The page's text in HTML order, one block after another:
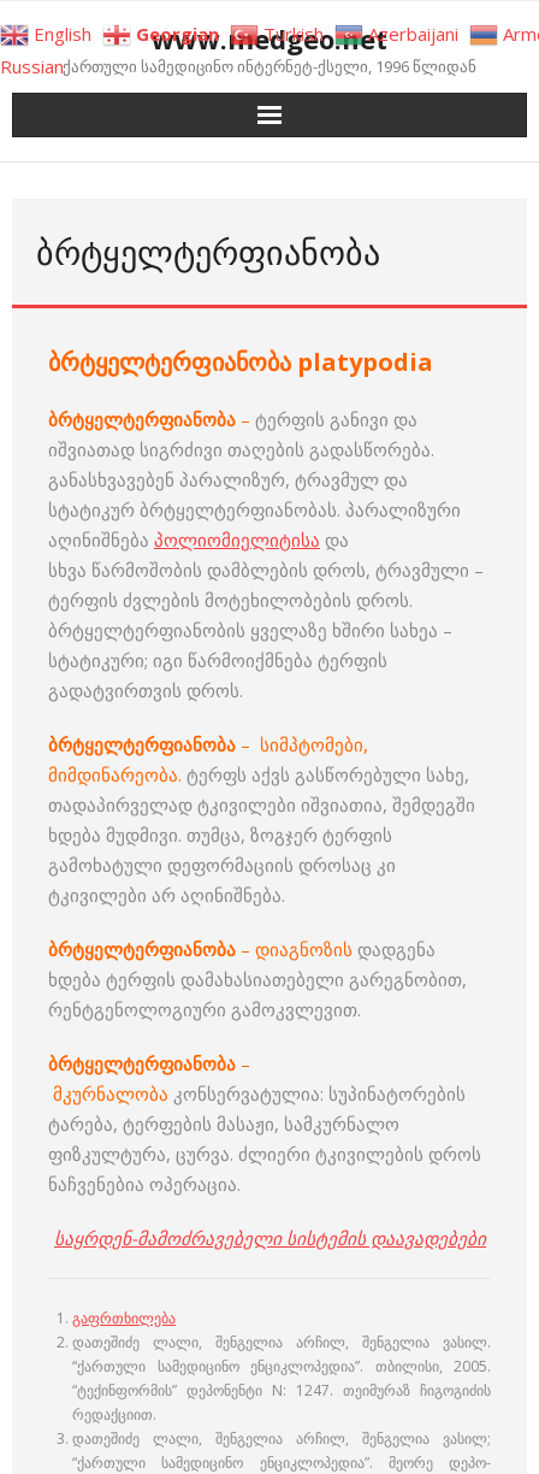
to
content
www.medgeo.net
ქართული სამედიცინო ინტერნეტ-ქსელი, 1996 წლიდან
ᲑᲠᲢᲧᲔᲚᲢᲔᲠᲤᲘᲐᲜᲝᲑᲐ
ბრტყელტერფიანობა platypodia
ბრტყელტერფიანობა – ტერფის განივი და
იშვიათად სიგრძივი თაღების გადასწორება.
განასხვავებენ პარალიზურ, ტრავმულ და
სტატიკურ ბრტყელტერფიანობას. პარალიზური
აღინიშნება პოლიომიელიტისა და
სხვა წარმოშობის დამბლების დროს, ტრავმული –
ტერფის ძვლების მოტეხილობების დროს.
ბრტყელტერფიანობის ყველაზე ხშირი სახეა –
სტატიკური; იგი წარმოიქმნება ტერფის
გადატვირთვის დროს.
ბრტყელტერფიანობა – სიმპტომები,
მიმდინარეობა. ტერფს აქვს გასწორებული სახე,
თადაპირველად ტკივილები იშვიათია, შემდეგში
ხდება მუდმივი. თუმცა, ზოგჯერ ტერფის
გამოხატული დეფორმაციის დროსაც კი
ტკივილები არ აღინიშნება.
ბრტყელტერფიანობა – დიაგნოზის დადგენა
ხდება ტერფის დამახასიათებელი გარეგნობით,
რენტგენოლოგიური გამოკვლევით.
ბრტყელტერფიანობა –
მკურნალობა კონსერვატულია: სუპინატორების
ტარება, ტერფების მასაჟი, სამკურნალო
ფიზკულტურა, ცურვა. ძლიერი ტკივილების დროს
ნაჩვენებია ოპერაცია.
საყრდენ-მამოძრავებელი სისტემის დაავადებები
გაფრთხილება
დათეშიძე ლალი, შენგელია არჩილ, შენგელია ვასილ.
“ქართული სამედიცინო ენციკლოპედია”. თბილისი, 2005.
“ტექინფორმის” დეპონენტი N: 1247. თეიმურაზ ჩიგოგიძის
რედაქციით.
დათეშიძე ლალი, შენგელია არჩილ, შენგელია ვასილ;
“ქართული სამედიცინო ენციკლოპედია”. მეორე დეპო-
English Georgian Turkish Azerbaijani
Russian